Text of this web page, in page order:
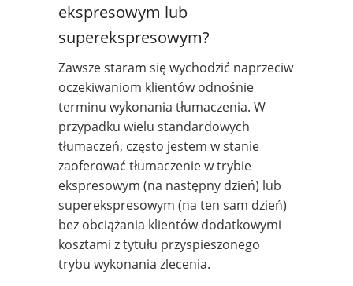
ekspresowym lub
superekspresowym?
Zawsze staram się wychodzić naprzeciw
oczekiwaniom klientów odnośnie
terminu wykonania tłumaczenia. W
przypadku wielu standardowych
tłumaczeń, często jestem w stanie
zaoferować tłumaczenie w trybie
ekspresowym (na następny dzień) lub
superekspresowym (na ten sam dzień)
bez obciążania klientów dodatkowymi
kosztami z tytułu przyspieszonego
trybu wykonania zlecenia.